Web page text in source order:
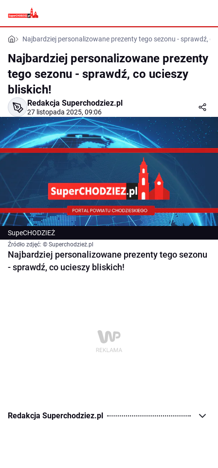
Najbardziej personalizowane prezenty tego sezonu - sprawdź,
Najbardziej personalizowane prezenty
tego sezonu - sprawdź, co ucieszy
bliskich!
Redakcja Superchodziez.pl
27 listopada 2025, 09:06
SupeCHODZIEŻ
Źródło zdjęć: © Superchodzież.pl
Najbardziej personalizowane prezenty tego sezonu
- sprawdź, co ucieszy bliskich!
Redakcja Superchodziez.pl